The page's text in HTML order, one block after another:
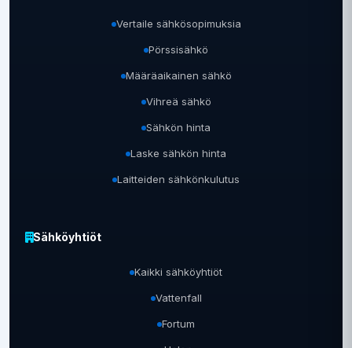
Vertaile sähkösopimuksia
Pörssisähkö
Määräaikainen sähkö
Vihreä sähkö
Sähkön hinta
Laske sähkön hinta
Laitteiden sähkönkulutus
Sähköyhtiöt
Kaikki sähköyhtiöt
Vattenfall
Fortum